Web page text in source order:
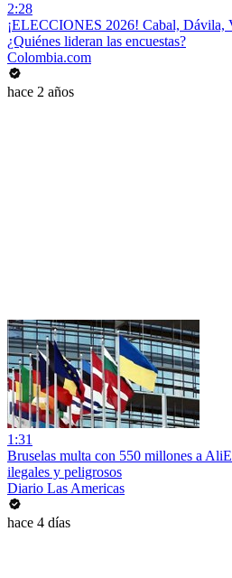
2:28
¡ELECCIONES 2026! Cabal, Dávila,
¿Quiénes lideran las encuestas?
Colombia.com
hace 2 años
1:31
Bruselas multa con 550 millones a
ilegales y peligrosos
Diario Las Americas
hace 4 días